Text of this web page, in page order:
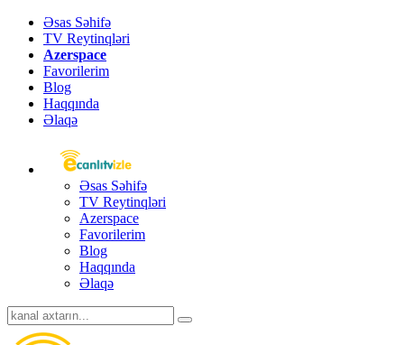
Əsas Səhifə
TV Reytinqləri
Azerspace
Favorilerim
Blog
Haqqında
Əlaqə
Əsas Səhifə
TV Reytinqləri
Azerspace
Favorilerim
Blog
Haqqında
Əlaqə